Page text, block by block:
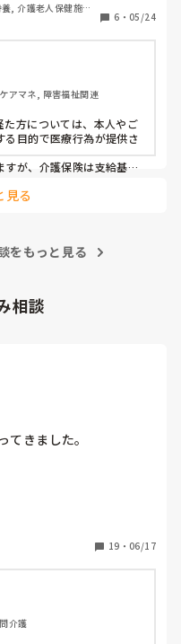
んど口から食べられなく
がいくぶん延びたとし
満足のために、ご本人の
ものなのか？と疑問に思
のではなく機能的に食
リスクに怯えながら「あ
態でとりあえず胃ろうや
でですよ、介護ができ
をしないかぎり、お互い
護も、苦痛を軽減する
, 介護老人保健施設,
6 ・ 05/24
アマネ, 障害福祉関連
方については、本人やご
る目的で医療行為が提供さ
が、介護保険は支給基準
。
べきというご主張ですね？
も助からないから、どう
ります。高齢なんだから
のは、早く死ねって言っ
や、指定難病の医療費助
ることにもなるのです。
ら何もしないと言われて
間際まで苦しまなければ
けるようにするのも医療で
。それもまた、余生のQOL
余命を受け入れて何もし
本人にあります。たとえ
は、他人には命の選択を
見る
をもっと見る
相談
きました。
。
19 ・ 06/17
介護